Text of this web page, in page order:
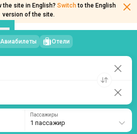
the site in English? Switch to the English
version of the site.
Авиабилеты Отели
Пассажиры
1 пассажир